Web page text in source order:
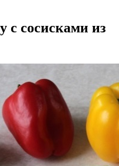
с сосисками из